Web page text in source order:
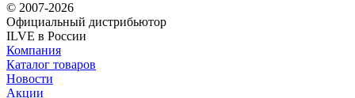
© 2007-2026
Официальный дистрибьютoр
ILVE в России
Компания
Каталог товаров
Новости
Акции